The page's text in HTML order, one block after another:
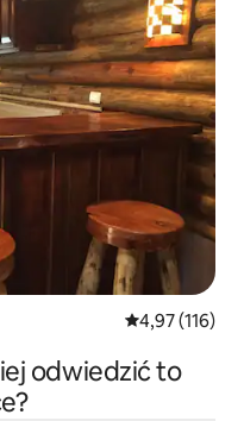
Średnia
4,97 (116)
odwiedzić to